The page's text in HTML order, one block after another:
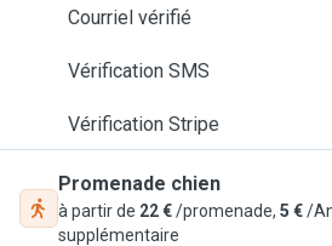
Courriel vérifié
Vérification SMS
Vérification Stripe
Promenade chien
à partir de 22 €/promenade, 5 €/
supplémentaire